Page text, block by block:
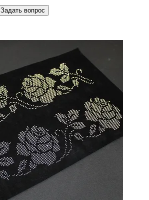
Задать вопрос